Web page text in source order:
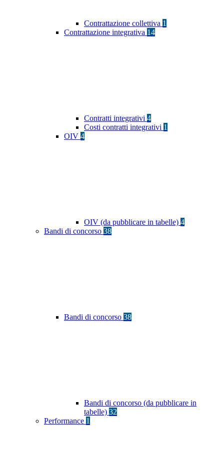
Contrattazione collettiva 1
Contrattazione integrativa 14
Contratti integrativi 4
Costi contratti integrativi 1
OIV 4
OIV (da pubblicare in tabelle) 4
Bandi di concorso 38
Bandi di concorso 38
Bandi di concorso (da pubblicare in
tabelle) 32
Performance 1